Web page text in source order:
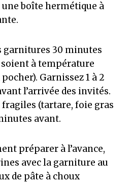
boîte hermétique à
garnitures 30 minutes
soient à température
Garnissez 1 à 2
l’arrivée des invités.
(tartare, foie gras
avant.
préparer à l’avance,
avec la garniture au
de pâte à choux